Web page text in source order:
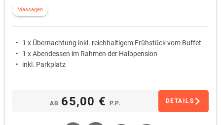
Massagen
1 x Übernachtung inkl. reichhaltigem Frühstück vom Buffet
1 x Abendessen im Rahmen der Halbpension
inkl. Parkplatz
AB 65,00 € P.P. DETAILS